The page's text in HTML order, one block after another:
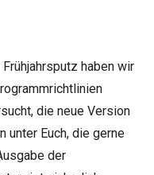
haben wir
die neue Version
unter Euch, die gerne
der